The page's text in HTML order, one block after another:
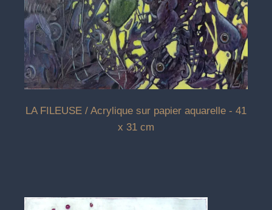
LA FILEUSE / Acrylique sur papier aquarelle - 41
x 31 cm